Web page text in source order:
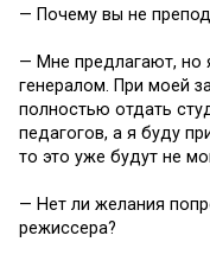
— Почему вы не
— Мне предлагают,
генералом. При моей
полностью отдать
педагогов, а я буду
то это уже будут не
— Нет ли желания
режиссера?